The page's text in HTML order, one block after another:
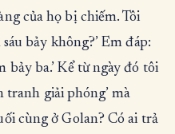
của họ bị chiếm. Tôi
bảy không?’ Em đáp:
ba.’ Kể từ ngày đó tôi
tranh giải phóng’ mà
cùng ở Golan? Có ai trả